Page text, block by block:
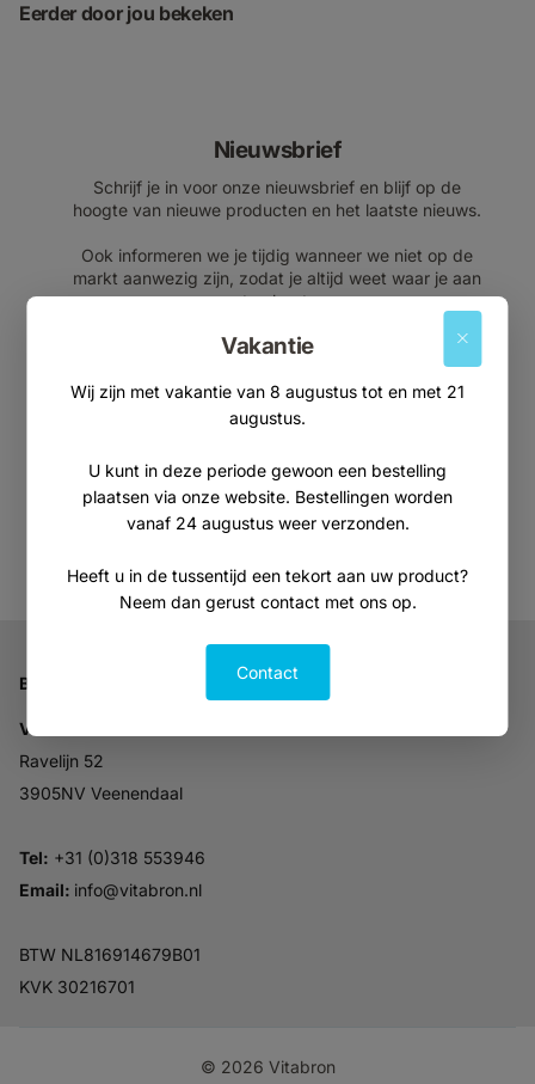
Vakantie
Wij zijn met vakantie van 8 augustus tot en met 21
augustus.
U kunt in deze periode gewoon een bestelling
plaatsen via onze website. Bestellingen worden
vanaf 24 augustus weer verzonden.
Heeft u in de tussentijd een tekort aan uw product?
Neem dan gerust contact met ons op.
Contact
Eerder door jou bekeken
Nieuwsbrief
Schrijf je in voor onze nieuwsbrief en blijf op de
hoogte van nieuwe producten en het laatste nieuws.
Ook informeren we je tijdig wanneer we niet op de
markt aanwezig zijn, zodat je altijd weet waar je aan
toe bent.
Aanmelden
Bedrijfsgegevens
Vitabron
Ravelijn 52
3905NV Veenendaal
Tel: +31 (0)318 553946
Email: info@vitabron.nl
BTW NL816914679B01
KVK 30216701
© 2026 Vitabron